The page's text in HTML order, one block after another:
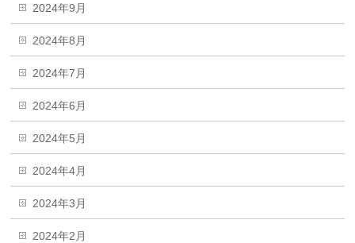
2024年9月
2024年8月
2024年7月
2024年6月
2024年5月
2024年4月
2024年3月
2024年2月